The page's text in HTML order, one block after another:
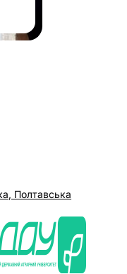
Полтавська